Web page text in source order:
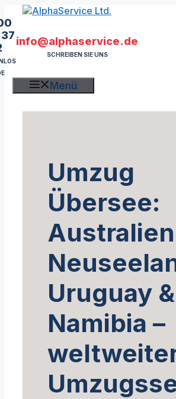
Zum
Inhalt
springen
info@alphaservice.de
SCHREIBEN SIE UNS
Menü
Umzug
Übersee:
Uruguay &
Namibia –